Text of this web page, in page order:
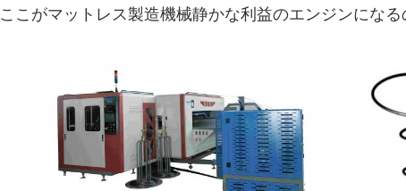
ここがマットレス製造機械静かな利益のエンジンになる